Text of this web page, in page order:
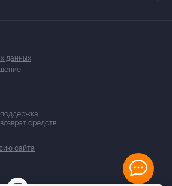
данных
поддержка
средств
сайта